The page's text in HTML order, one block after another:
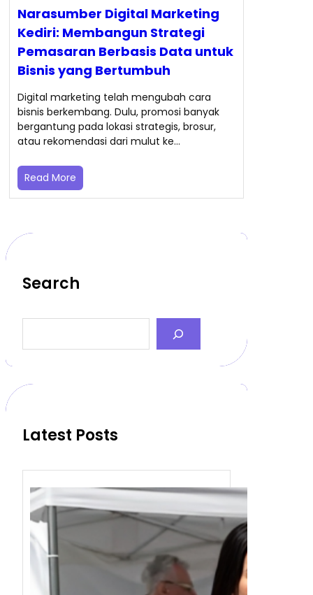
Narasumber Digital Marketing
Kediri: Membangun Strategi
Pemasaran Berbasis Data untuk
Bisnis yang Bertumbuh
Digital marketing telah mengubah cara
bisnis berkembang. Dulu, promosi banyak
bergantung pada lokasi strategis, brosur,
atau rekomendasi dari mulut ke…
Read More
Search
a
c
Latest Posts